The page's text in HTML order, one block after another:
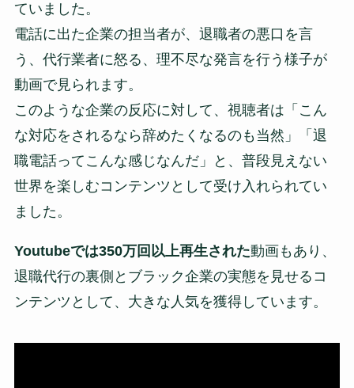
ていました。
電話に出た企業の担当者が、退職者の悪口を言
う、代行業者に怒る、理不尽な発言を行う様子が
動画で見られます。
このような企業の反応に対して、視聴者は「こん
な対応をされるなら辞めたくなるのも当然」「退
職電話ってこんな感じなんだ」と、普段見えない
世界を楽しむコンテンツとして受け入れられてい
ました。
Youtubeでは350万回以上再生された動画もあり、
退職代行の裏側とブラック企業の実態を見せるコ
ンテンツとして、大きな人気を獲得しています。